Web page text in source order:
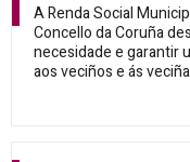
A Renda Social
Concello da Coruña
necesidade e garantir
aos veciños e ás